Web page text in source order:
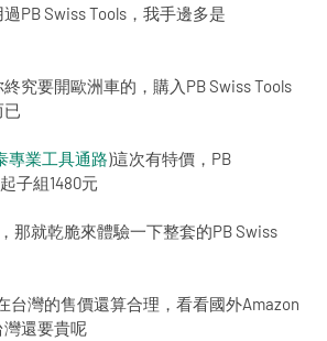
PB Swiss Tools，我手邊多是
究要開歐洲車的，購入PB Swiss Tools
已
專業工具通路)這次有特價，PB
子組1480元
那就乾脆來體驗一下整套的PB Swiss
台灣的售價還算合理，看看國外Amazon
還要貴呢